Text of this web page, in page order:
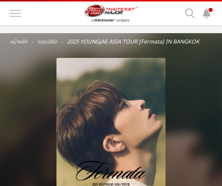
หน้าหลัก คอนเสิร์ต 2025 YOUNGJAE ASIA TOUR [Fermata] IN BANGKOK